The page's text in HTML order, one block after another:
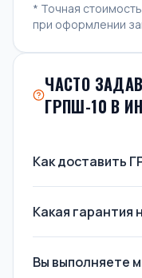
* Точная
при оформлении
ЧАСТО
ГРПШ-10 В
Как доставить
Какая гарантия
Вы выполняете